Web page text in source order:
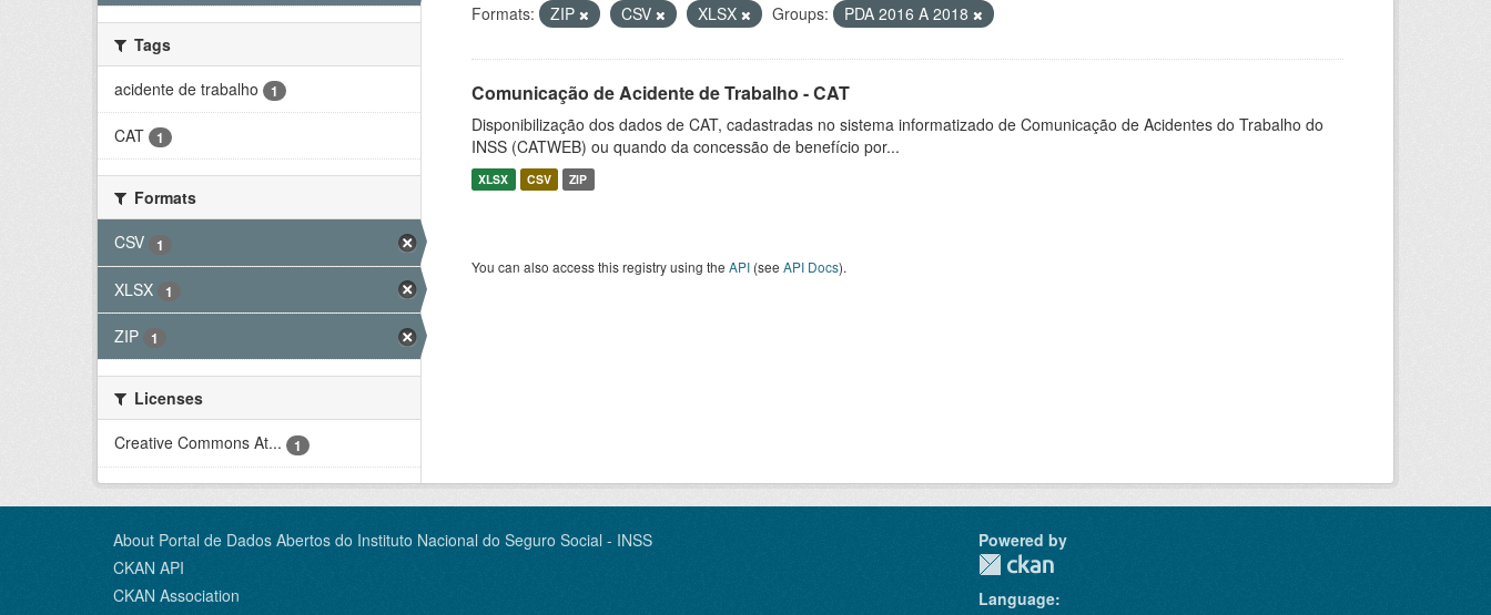
Tags
acidente de trabalho
1
CAT 1
Formats
CSV
1
XLSX 1
ZIP 1
Licenses
Creative Commons At...
1
Formats: ZIP CSV XLSX Groups: PDA 2016 A 2018
Comunicação de Acidente de Trabalho - CAT
Disponibilização dos dados de CAT, cadastradas no sistema informatizado de Comunicação de Acidentes do Trabalho do
INSS (CATWEB) ou quando da concessão de benefício por...
XLSX CSV ZIP
You can also access this registry using the API (see API Docs).
About Portal de Dados Abertos do Instituto Nacional do Seguro Social - INSS
CKAN API
CKAN Association
Powered by
Language